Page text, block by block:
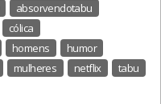
absorvendotabu
cólica
homens
humor
mulheres netflix
tabu